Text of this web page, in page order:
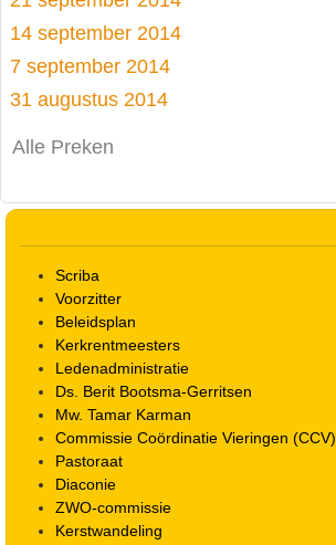
14 september 2014
7 september 2014
31 augustus 2014
Alle Preken
Scriba
Voorzitter
Beleidsplan
Kerkrentmeesters
Ledenadministratie
Ds. Berit Bootsma-Gerritsen
Mw. Tamar Karman
Commissie Coördinatie Vieringen (CCV)
Pastoraat
Diaconie
ZWO-commissie
Kerstwandeling